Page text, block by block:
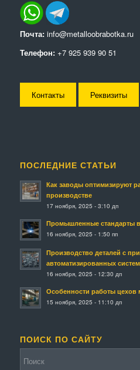
Почта: info@metalloobrabotka.ru
Телефон: +7 925 939 90 51
Контакты Реквизиты
ПОСЛЕДНИЕ СТАТЬИ
Как заводы оптимизируют
производстве
17 ноября, 2025 - 3:10 дп
Промышленные стандарты в
16 ноября, 2025 - 1:50 пп
Производство деталей с
автоматизированных систем
16 ноября, 2025 - 12:30 дп
Особенности работы цехов
15 ноября, 2025 - 11:10 дп
ПОИСК ПО САЙТУ